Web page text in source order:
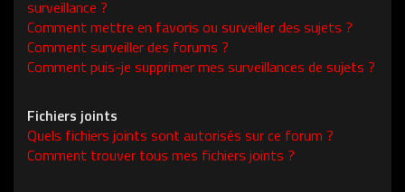
surveillance ?
Comment mettre en favoris ou surveiller des sujets ?
Comment surveiller des forums ?
Comment puis-je supprimer mes surveillances de sujets ?
Fichiers joints
Quels fichiers joints sont autorisés sur ce forum ?
Comment trouver tous mes fichiers joints ?